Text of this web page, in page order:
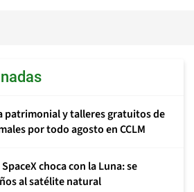
patrimonial y talleres gratuitos de
por todo agosto en CCLM
choca con la Luna: se
al satélite natural